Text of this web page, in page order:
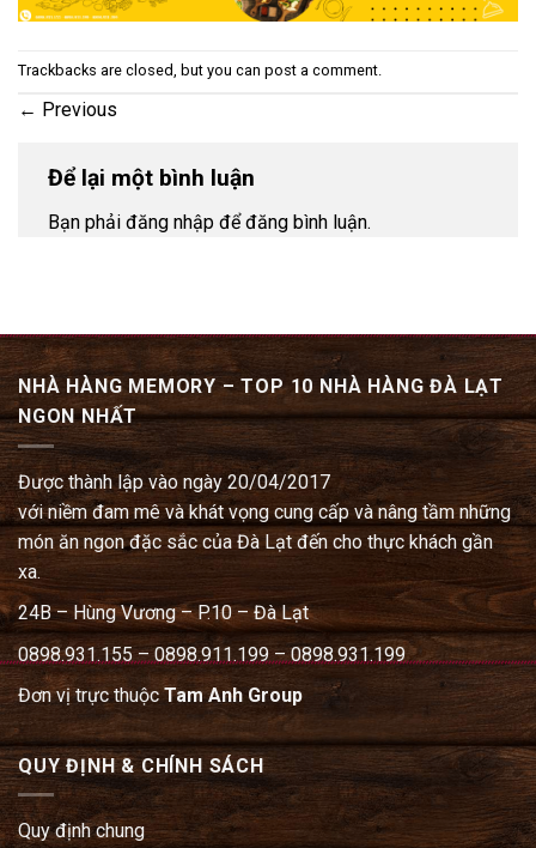
Trackbacks are closed, but you can post a comment
← Previous
Để lại một bình luận
Bạn phải đăng nhập để đăng bình luận.
NHÀ HÀNG MEMORY – TOP 10 NHÀ HÀNG ĐÀ LẠT
NGON NHẤT
Được thành lập vào ngày 20/04/2017
với niềm đam mê và khát vọng cung cấp và nâng tầm những
món ăn ngon đặc sắc của Đà Lạt đến cho thực khách gần
xa.
24B – Hùng Vương – P.10 – Đà Lạt
0898.931.155 – 0898.911.199 – 0898.931.199
Đơn vị trực thuộcTam Anh Group
QUY ĐỊNH & CHÍNH SÁCH
Quy định chung